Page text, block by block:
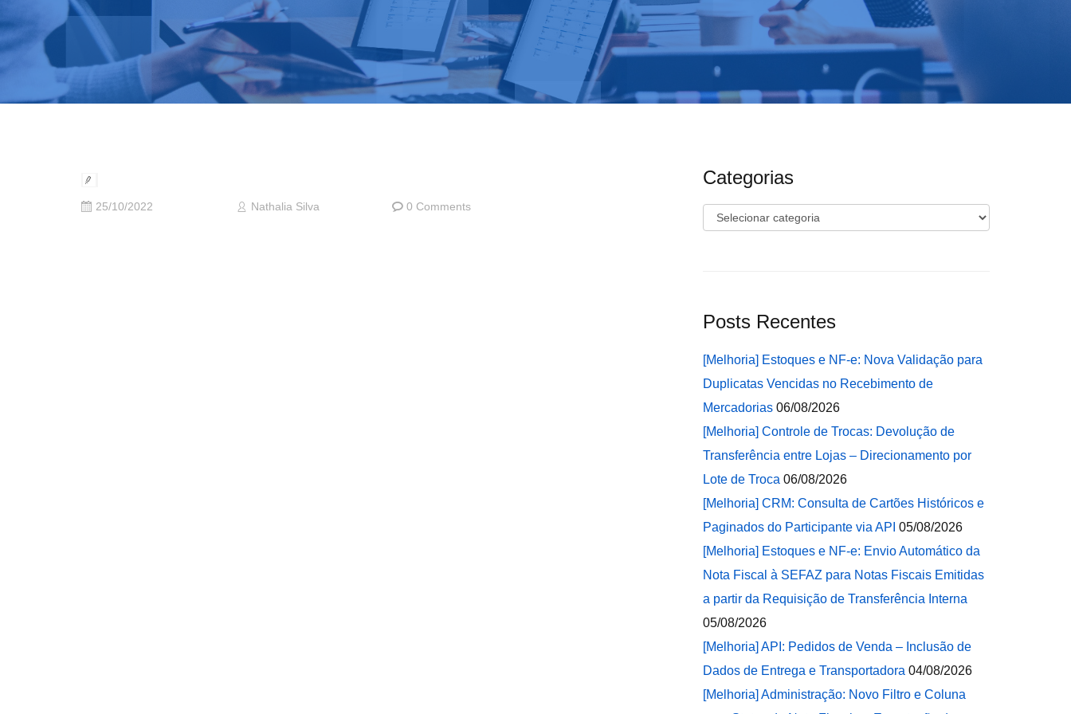
25/10/2022 Nathalia Silva 0 Comments
Categorias
Categorias
Posts Recentes
[Melhoria] Estoques e NF-e: Nova Validação para
Duplicatas Vencidas no Recebimento de
Mercadorias 06/08/2026
[Melhoria] Controle de Trocas: Devolução de
Transferência entre Lojas – Direcionamento por
Lote de Troca 06/08/2026
[Melhoria] CRM: Consulta de Cartões Históricos e
Paginados do Participante via API 05/08/2026
[Melhoria] Estoques e NF-e: Envio Automático da
Nota Fiscal à SEFAZ para Notas Fiscais Emitidas
a partir da Requisição de Transferência Interna
05/08/2026
[Melhoria] API: Pedidos de Venda – Inclusão de
Dados de Entrega e Transportadora 04/08/2026
[Melhoria] Administração: Novo Filtro e Coluna